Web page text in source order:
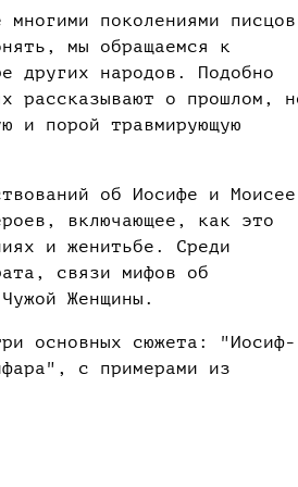
многими поколениями
мы обращаемся к
других народов. Подобно
рассказывают о прошлом,
и порой травмирующую
об Иосифе и
включающее, как это
и женитьбе. Среди
связи мифов об
Женщины.
основных сюжета: "Иосиф-
с примерами из